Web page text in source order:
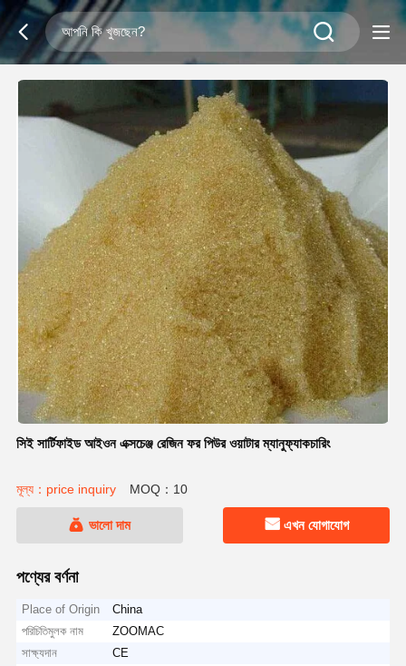
সিই সার্টিফাইড আইওন এক্সচেঞ্জ রেজিন ফর পিউর ওয়াটার ম্যানুফ্যাকচারিং
মূল্য：price inquiry MOQ：10
ভালো দাম এখন যোগাযোগ
পণ্যের বর্ণনা
Place of Origin
China
পরিচিতিমুলক নাম
ZOOMAC
সাক্ষ্যদান
CE